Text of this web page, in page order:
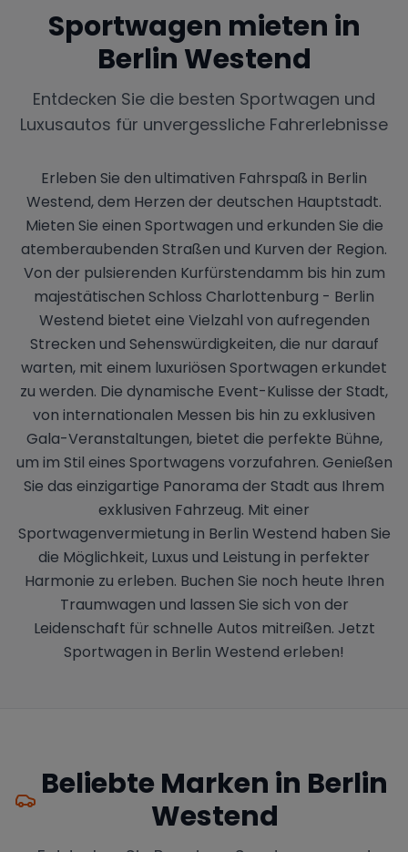
Sportwagen mieten in
Berlin Westend
Entdecken Sie die besten Sportwagen und
Luxusautos für unvergessliche Fahrerlebnisse
Erleben Sie den ultimativen Fahrspaß in Berlin
Westend, dem Herzen der deutschen Hauptstadt.
Mieten Sie einen Sportwagen und erkunden Sie die
atemberaubenden Straßen und Kurven der Region.
Von der pulsierenden Kurfürstendamm bis hin zum
majestätischen Schloss Charlottenburg - Berlin
Westend bietet eine Vielzahl von aufregenden
Strecken und Sehenswürdigkeiten, die nur darauf
warten, mit einem luxuriösen Sportwagen erkundet
zu werden. Die dynamische Event-Kulisse der Stadt,
von internationalen Messen bis hin zu exklusiven
Gala-Veranstaltungen, bietet die perfekte Bühne,
um im Stil eines Sportwagens vorzufahren. Genießen
Sie das einzigartige Panorama der Stadt aus Ihrem
exklusiven Fahrzeug. Mit einer
Sportwagenvermietung in Berlin Westend haben Sie
die Möglichkeit, Luxus und Leistung in perfekter
Harmonie zu erleben. Buchen Sie noch heute Ihren
Traumwagen und lassen Sie sich von der
Leidenschaft für schnelle Autos mitreißen. Jetzt
Sportwagen in Berlin Westend erleben!
Beliebte Marken in Berlin
Westend